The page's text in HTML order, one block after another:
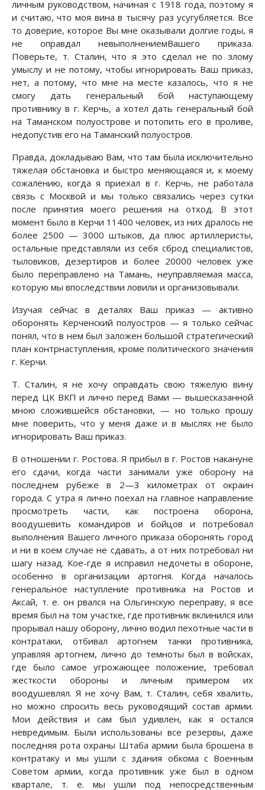
личным руководством, начиная с 1918 года, поэтому я
и считаю, что моя вина в тысячу раз усугубляется. Все
то доверие, которое Вы мне оказывали долгие годы, я
не оправдал невыполнениемВашего приказа.
Поверьте, т. Сталин, что я это сделал не по злому
умыслу и не потому, чтобы игнорировать Ваш приказ,
нет, а потому, что мне на месте казалось, что я не
смогу дать генеральный бой наступающему
противнику в г. Керчь, а хотел дать генеральный бой
на Таманском полуострове и потопить его в проливе,
недопустив его на Таманский полуостров.
Правда, докладываю Вам, что там была исключительно
тяжелая обстановка и быстро меняющаяся и, к моему
сожалению, когда я приехал в г. Керчь, не работала
связь с Москвой и мы только связались через сутки
после принятия моего решения на отход. В этот
момент было в Керчи 11400 человек, из них дралось не
более 2500 — 3000 штыков, да плюс артиллеристы,
остальные представляли из себя сброд специалистов,
тыловиков, дезертиров и более 20000 человек уже
было переправлено на Тамань, неуправляемая масса,
которую мы впоследствии ловили и организовывали.
Изучая сейчас в деталях Ваш приказ — активно
оборонять Керченский полуостров — я только сейчас
понял, что в нем был заложен большой стратегический
план контрнаступления, кроме политического значения
г. Керчи.
Т. Сталин, я не хочу оправдать свою тяжелую вину
перед ЦК ВКП и лично перед Вами — вышесказанной
мною сложившейся обстановки, — но только прошу
мне поверить, что у меня даже и в мыслях не было
игнорировать Ваш приказ.
В отношении г. Ростова. Я прибыл в г. Ростов накануне
его сдачи, когда части занимали уже оборону на
последнем рубеже в 2—3 километрах от окраин
города. С утра я лично поехал на главное направление
просмотреть части, как построена оборона,
воодушевить командиров и бойцов и потребовал
выполнения Вашего личного приказа оборонять город
и ни в коем случае не сдавать, а от них потребовал ни
шагу назад. Кое-где я исправил недочеты в обороне,
особенно в организации артогня. Когда началось
генеральное наступление противника на Ростов и
Аксай, т. е. он рвался на Ольгинскую переправу, я все
время был на том участке, где противник вклинился или
прорывал нашу оборону, лично водил пехотные части в
контратаки, отбивал артогнем танки противника,
управляя артогнем, лично до темноты был в войсках,
где было самое угрожающее положение, требовал
жесткости обороны и личным примером их
воодушевлял. Я не хочу Вам, т. Сталин, себя хвалить,
но можно спросить весь руководящий состав армии.
Мои действия и сам был удивлен, как я остался
невредимым. Были использованы все резервы, даже
последняя рота охраны Штаба армии была брошена в
контратаку и мы ушли с здания обкома с Военным
Советом армии, когда противник уже был в одном
квартале, т. е. мы ушли под непосредственным